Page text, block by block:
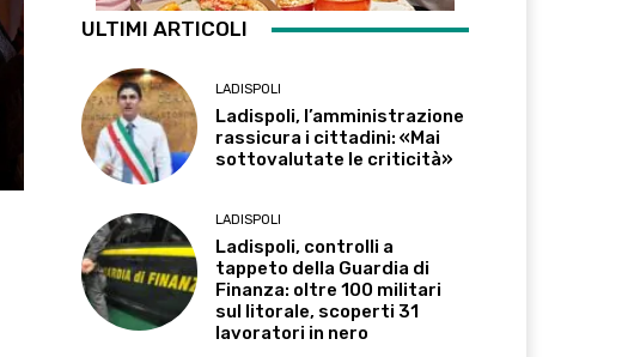
ULTIMI ARTICOLI
LADISPOLI
Ladispoli, l’amministrazione
rassicura i cittadini: «Mai
sottovalutate le criticità»
LADISPOLI
Ladispoli, controlli a
tappeto della Guardia di
Finanza: oltre 100 militari
sul litorale, scoperti 31
lavoratori in nero